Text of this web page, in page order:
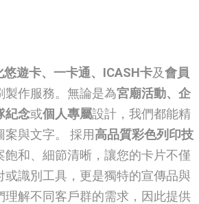
悠遊卡、一卡通、ICASH卡及會員
製作服務。無論是為宮廟活動、企
紀念或個人專屬設計，我們都能精
案與文字。 採用高品質彩色列印技
飽和、細節清晰，讓您的卡片不僅
或識別工具，更是獨特的宣傳品與
理解不同客戶群的需求，因此提供